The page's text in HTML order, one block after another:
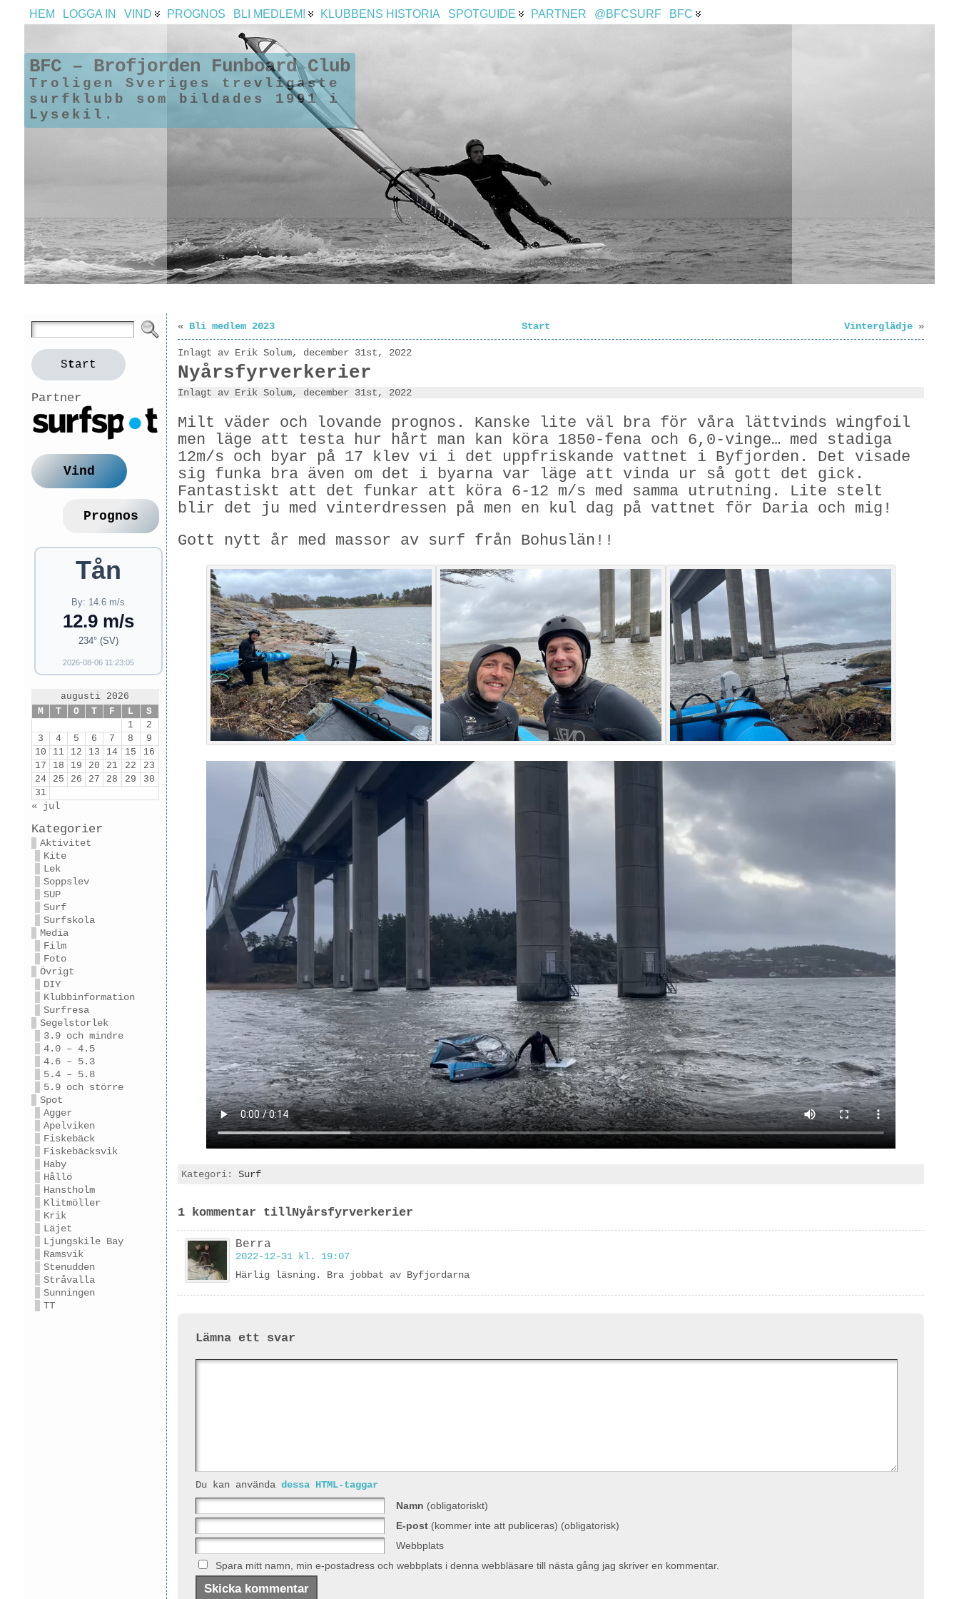
HEM LOGGA IN VIND PROGNOS BLI MEDLEM! KLUBBENS HISTORIA SPOTGUIDE PARTNER @BFCSURF BFC
BFC – Brofjorden Funboard Club
Troligen Sveriges trevligaste
surfklubb som bildades 1991 i
Lysekil.
Start
Partner
Vind
Prognos
Tån
By: 14.6 m/s
12.9 m/s
234° (SV)
2026-08-06 11:23:05
augusti 2026
M
T O T F L
S
1
2
3
4 5 6 7 8
9
10
11 12 13 14 15
16
17
18 19 20 21 22
23
24
25 26 27 28 29
30
31
« jul
Kategorier
Aktivitet
Kite
Lek
Soppslev
SUP
Surf
Surfskola
Media
Film
Foto
Övrigt
DIY
Klubbinformation
Surfresa
Segelstorlek
3.9 och mindre
4.0 – 4.5
4.6 – 5.3
5.4 – 5.8
5.9 och större
Spot
Agger
Apelviken
Fiskebäck
Fiskebäcksvik
Haby
Hållö
Hanstholm
Klitmöller
Krik
Läjet
Ljungskile Bay
Ramsvik
Stenudden
Stråvalla
Sunningen
TT
« Bli medlem 2023 Start Vinterglädje»
Inlagt av Erik Solum, december 31st, 2022
Nyårsfyrverkerier
Inlagt av Erik Solum, december 31st, 2022
Milt väder och lovande prognos. Kanske lite väl bra för våra lättvinds wingfoil
men läge att testa hur hårt man kan köra 1850-fena och 6,0-vinge… med stadiga
12m/s och byar på 17 klev vi i det uppfriskande vattnet i Byfjorden. Det visade
sig funka bra även om det i byarna var läge att vinda ur så gott det gick.
Fantastiskt att det funkar att köra 6-12 m/s med samma utrutning. Lite stelt
blir det ju med vinterdressen på men en kul dag på vattnet för Daria och mig!
Gott nytt år med massor av surf från Bohuslän!!
Kategori: Surf
1 kommentar tillNyårsfyrverkerier
Berra
2022-12-31 kl. 19:07
Härlig läsning. Bra jobbat av Byfjordarna
Lämna ett svar
Du kan använda dessa HTML-taggar
Namn (obligatoriskt)
E-post(kommer inte att publiceras) (obligatorisk)
Webbplats
Spara mitt namn, min e-postadress och webbplats i denna webbläsare till nästa gång jag skriver en kommentar.